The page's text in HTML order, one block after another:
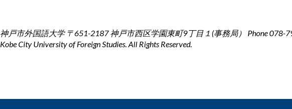
神戸市外国語大学 〒651-2187 神戸市西区学園東町9丁目１(事務局） Phone 078-
Kobe City University of Foreign Studies. All Rights Reserved.